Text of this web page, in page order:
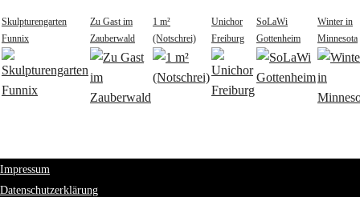
Skulpturengarten
Funnix
Zu Gast im
Zauberwald
1 m²
(Notschrei)
Unichor
Freiburg
SoLaWi
Gottenheim
Winter in
Minnesota
Impressum
Datenschutzerklärung